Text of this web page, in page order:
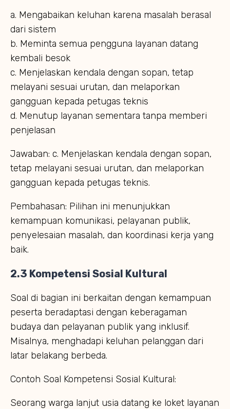
a. Mengabaikan keluhan karena masalah berasal
dari sistem
b. Meminta semua pengguna layanan datang
kembali besok
c. Menjelaskan kendala dengan sopan, tetap
melayani sesuai urutan, dan melaporkan
gangguan kepada petugas teknis
d. Menutup layanan sementara tanpa memberi
penjelasan
Jawaban: c. Menjelaskan kendala dengan sopan,
tetap melayani sesuai urutan, dan melaporkan
gangguan kepada petugas teknis.
Pembahasan: Pilihan ini menunjukkan
kemampuan komunikasi, pelayanan publik,
penyelesaian masalah, dan koordinasi kerja yang
baik.
2.3 Kompetensi Sosial Kultural
Soal di bagian ini berkaitan dengan kemampuan
peserta beradaptasi dengan keberagaman
budaya dan pelayanan publik yang inklusif.
Misalnya, menghadapi keluhan pelanggan dari
latar belakang berbeda.
Contoh Soal Kompetensi Sosial Kultural:
Seorang warga lanjut usia datang ke loket layanan